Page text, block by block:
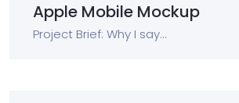
Apple Mobile Mockup
Project Brief: Why I say...